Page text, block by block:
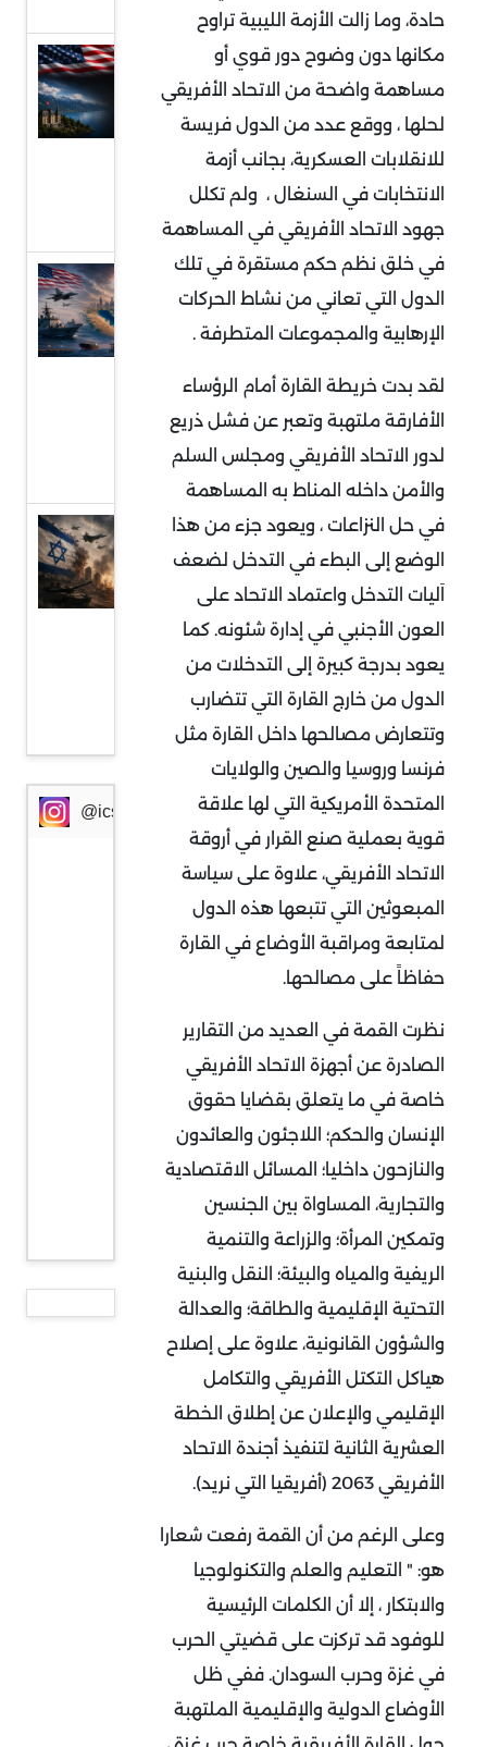
حادة، وما زالت الأزمة الليبية تراوح
مكانها دون وضوح دور قوي أو
مساهمة واضحة من الاتحاد الأفريقي
لحلها ، ووقع عدد من الدول فريسة
للانقلابات العسكرية، بجانب أزمة
الانتخابات في السنغال ، ولم تكلل
جهود الاتحاد الأفريقي في المساهمة
في خلق نظم حكم مستقرة في تلك
الدول التي تعاني من نشاط الحركات
الإرهابية والمجموعات المتطرفة .
لقد بدت خريطة القارة أمام الرؤساء
الأفارقة ملتهبة وتعبر عن فشل ذريع
لدور الاتحاد الأفريقي ومجلس السلم
والأمن داخله المناط به المساهمة
في حل النزاعات ، ويعود جزء من هذا
الوضع إلى البطء في التدخل لضعف
اَليات التدخل واعتماد الاتحاد على
العون الأجنبي في إدارة شئونه. كما
يعود بدرجة كبيرة إلى التدخلات من
الدول من خارج القارة التي تتضارب
وتتعارض مصالحها داخل القارة مثل
فرنسا وروسيا والصين والولايات
المتحدة الأمريكية التي لها علاقة
قوية بعملية صنع القرار في أروقة
الاتحاد الأفريقي، علاوة على سياسة
المبعوثين التي تتبعها هذه الدول
لمتابعة ومراقبة الأوضاع في القارة
حفاظاً على مصالحها.
نظرت القمة في العديد من التقارير
الصادرة عن أجهزة الاتحاد الأفريقي
خاصة في ما يتعلق بقضايا حقوق
الإنسان والحكم؛ اللاجئون والعائدون
والنازحون داخليا؛ المسائل الاقتصادية
والتجارية، المساواة بين الجنسين
وتمكين المرأة؛ والزراعة والتنمية
الريفية والمياه والبيئة؛ النقل والبنية
التحتية الإقليمية والطاقة؛ والعدالة
والشؤون القانونية، علاوة على إصلاح
هياكل التكتل الأفريقي والتكامل
الإقليمي والإعلان عن إطلاق الخطة
العشرية الثانية لتنفيذ أجندة الاتحاد
الأفريقي 2063 (أفريقيا التي نريد).
وعلى الرغم من أن القمة رفعت شعارا
هو: " التعليم والعلم والتكنولوجيا
والابتكار ، إلا أن الكلمات الرئيسية
للوفود قد تركزت على قضيتي الحرب
في غزة وحرب السودان. ففي ظل
الأوضاع الدولية والإقليمية الملتهبة
مفاوضات
سويسرا ..
فهم
مجريات
الجولة
الأولى
الخليج
بين
الهدنة
الهشة
والحرب
منخفضة
قراءة
في
عودة
المواجهة
المباشرة
بين إيران
وإسرائيل
@icssresearch